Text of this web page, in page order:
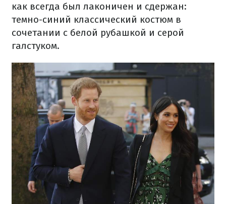
как всегда был лаконичен и сдержан:
темно-синий классический костюм в
сочетании с белой рубашкой и серой
галстуком.